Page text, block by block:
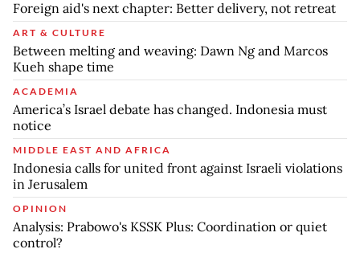
Foreign aid's next chapter: Better delivery, not retreat
ART & CULTURE
Between melting and weaving: Dawn Ng and Marcos
Kueh shape time
ACADEMIA
America’s Israel debate has changed. Indonesia must
notice
MIDDLE EAST AND AFRICA
Indonesia calls for united front against Israeli violations
in Jerusalem
OPINION
Analysis: Prabowo's KSSK Plus: Coordination or quiet
control?